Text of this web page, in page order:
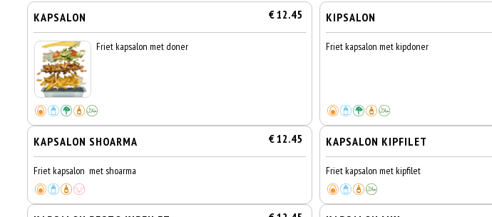
KAPSALON € 12.45
Friet kapsalon met doner
KIPSALON
Friet kapsalon met kipdoner
KAPSALON SHOARMA € 12.45
Friet kapsalon met shoarma
KAPSALON KIPFILET
Friet kapsalon met kipfilet